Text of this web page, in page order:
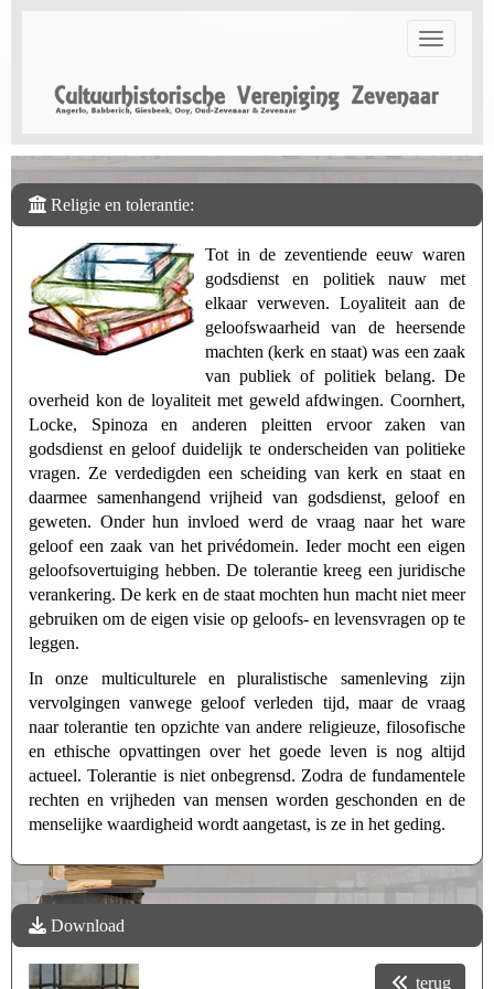
Toggle
Religie en tolerantie:
Tot in de zeventiende eeuw waren
godsdienst en politiek nauw met
elkaar verweven. Loyaliteit aan de
geloofswaarheid van de heersende
machten (kerk en staat) was een zaak
van publiek of politiek belang. De
overheid kon de loyaliteit met geweld afdwingen. Coornhert,
Locke, Spinoza en anderen pleitten ervoor zaken van
godsdienst en geloof duidelijk te onderscheiden van politieke
vragen. Ze verdedigden een scheiding van kerk en staat en
daarmee samenhangend vrijheid van godsdienst, geloof en
geweten. Onder hun invloed werd de vraag naar het ware
geloof een zaak van het privédomein. Ieder mocht een eigen
geloofsovertuiging hebben. De tolerantie kreeg een juridische
verankering. De kerk en de staat mochten hun macht niet meer
gebruiken om de eigen visie op geloofs- en levensvragen op te
leggen.
In onze multiculturele en pluralistische samenleving zijn
vervolgingen vanwege geloof verleden tijd, maar de vraag
naar tolerantie ten opzichte van andere religieuze, filosofische
en ethische opvattingen over het goede leven is nog altijd
actueel. Tolerantie is niet onbegrensd. Zodra de fundamentele
rechten en vrijheden van mensen worden geschonden en de
menselijke waardigheid wordt aangetast, is ze in het geding.
Download
terug